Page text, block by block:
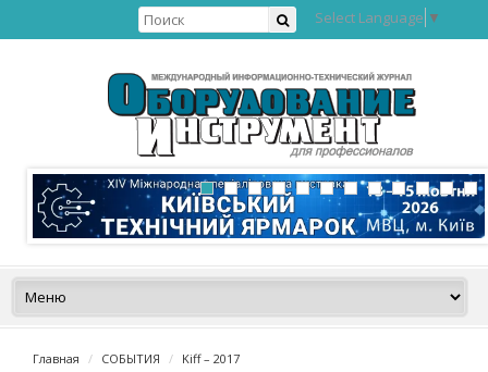
Select Language ▼
Главная СОБЫТИЯ Kiff – 2017